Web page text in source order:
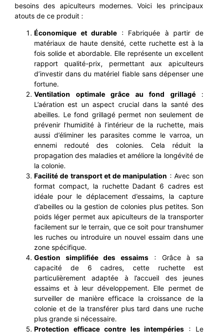
besoins des apiculteurs modernes. Voici les principaux
atouts de ce produit :
Économique et durable : Fabriquée à partir de
matériaux de haute densité, cette ruchette est à la
fois solide et abordable. Elle représente un excellent
rapport qualité-prix, permettant aux apiculteurs
d’investir dans du matériel fiable sans dépenser une
fortune.
Ventilation optimale grâce au fond grillagé:
L’aération est un aspect crucial dans la santé des
abeilles. Le fond grillagé permet non seulement de
prévenir l’humidité à l’intérieur de la ruchette, mais
aussi d’éliminer les parasites comme le varroa, un
ennemi redouté des colonies. Cela réduit la
propagation des maladies et améliore la longévité de
la colonie.
Facilité de transport et de manipulation : Avec son
format compact, la ruchette Dadant 6 cadres est
idéale pour le déplacement d’essaims, la capture
d’abeilles ou la gestion de colonies plus petites. Son
poids léger permet aux apiculteurs de la transporter
facilement sur le terrain, que ce soit pour transhumer
les ruches ou introduire un nouvel essaim dans une
zone spécifique.
Gestion simplifiée des essaims : Grâce à sa
capacité de 6 cadres, cette ruchette est
particulièrement adaptée à l’accueil des jeunes
essaims et à leur développement. Elle permet de
surveiller de manière efficace la croissance de la
colonie et de la transférer plus tard dans une ruche
plus grande si nécessaire.
Protection efficace contre les intempéries : Le